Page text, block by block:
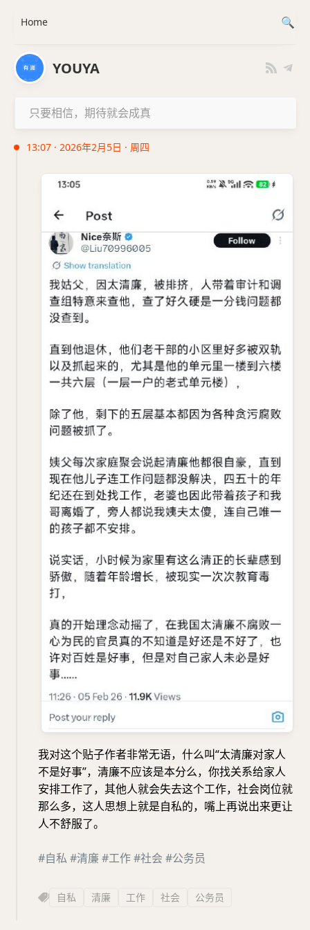
YOUYA
只要相信，期待就会成真
13:07 · 2026年2月5日 · 周四
我对这个贴子作者非常无语，什么叫“太清廉对家人
不是好事”，清廉不应该是本分么，你找关系给家人
安排工作了，其他人就会失去这个工作，社会岗位就
那么多，这人思想上就是自私的，嘴上再说出来更让
人不舒服了。
#自私 #清廉#工作#社会 #公务员
自私 清廉 工作 社会 公务员
Home